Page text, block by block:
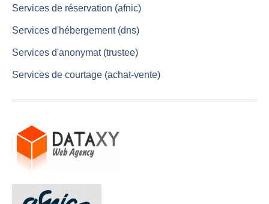
Services de réservation (afnic)
Services d'hébergement (dns)
Services d'anonymat (trustee)
Services de courtage (achat-vente)